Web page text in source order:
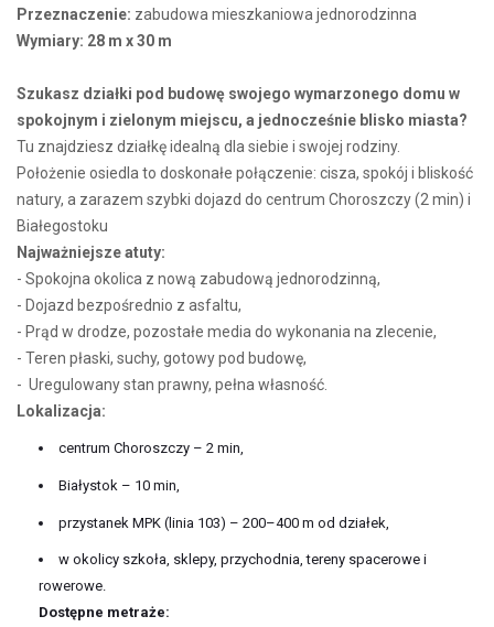
Przeznaczenie: zabudowa mieszkaniowa jednorodzinna
Wymiary: 28 m x 30 m
Szukasz działki pod budowę swojego wymarzonego domu w
spokojnym i zielonym miejscu, a jednocześnie blisko miasta?
Tu znajdziesz działkę idealną dla siebie i swojej rodziny.
Położenie osiedla to doskonałe połączenie: cisza, spokój i bliskość
natury, a zarazem szybki dojazd do centrum Choroszczy (2 min) i
Białegostoku
Najważniejsze atuty:
- Spokojna okolica z nową zabudową jednorodzinną,
- Dojazd bezpośrednio z asfaltu,
- Prąd w drodze, pozostałe media do wykonania na zlecenie,
- Teren płaski, suchy, gotowy pod budowę,
- Uregulowany stan prawny, pełna własność.
Lokalizacja:
centrum Choroszczy – 2 min,
Białystok – 10 min,
przystanek MPK (linia 103) – 200–400 m od działek,
w okolicy szkoła, sklepy, przychodnia, tereny spacerowe i
rowerowe.
Dostępne metraże: